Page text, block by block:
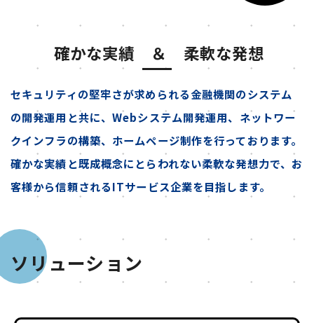
確かな実績 ＆ 柔軟な発想
セキュリティの堅牢さが求められる金融機関のシステム
の開発運用と共に、Webシステム開発運用、ネットワー
クインフラの構築、ホームページ制作を行っております。
確かな実績と既成概念にとらわれない柔軟な発想力で、お
客様から信頼されるITサービス企業を目指します。
ソリューション